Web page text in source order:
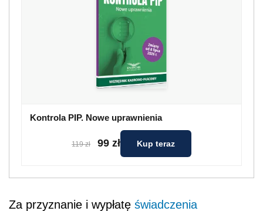
Kontrola PIP. Nowe uprawnienia
119 zł 99 zł Kup teraz
Za przyznanie i wypłatę świadczenia